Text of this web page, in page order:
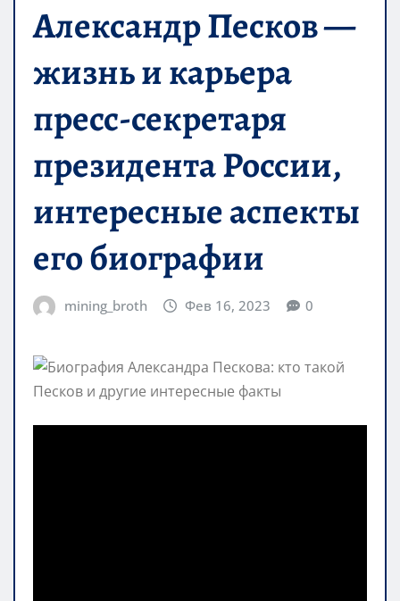
Александр Песков —
жизнь и карьера
пресс-секретаря
президента России,
интересные аспекты
его биографии
mining_broth Фев 16, 2023 0